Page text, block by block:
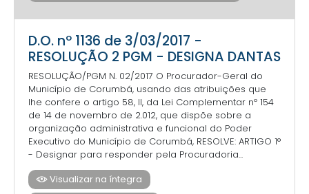
D.O. nº 1136 de 3/03/2017 -
RESOLUÇÃO 2 PGM - DESIGNA DANTAS
RESOLUÇÃO/PGM N. 02/2017 O Procurador-Geral do
Município de Corumbá, usando das atribuições que
lhe confere o artigo 58, II, da Lei Complementar nº 154
de 14 de novembro de 2.012, que dispõe sobre a
organização administrativa e funcional do Poder
Executivo do Município de Corumbá, RESOLVE: ARTIGO 1°
- Designar para responder pela Procuradoria...
Visualizar na íntegra